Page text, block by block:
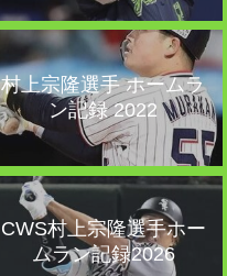
村上宗隆選手 ホームラ
ン記録 2022
CWS村上宗隆選手ホー
ムラン記録2026